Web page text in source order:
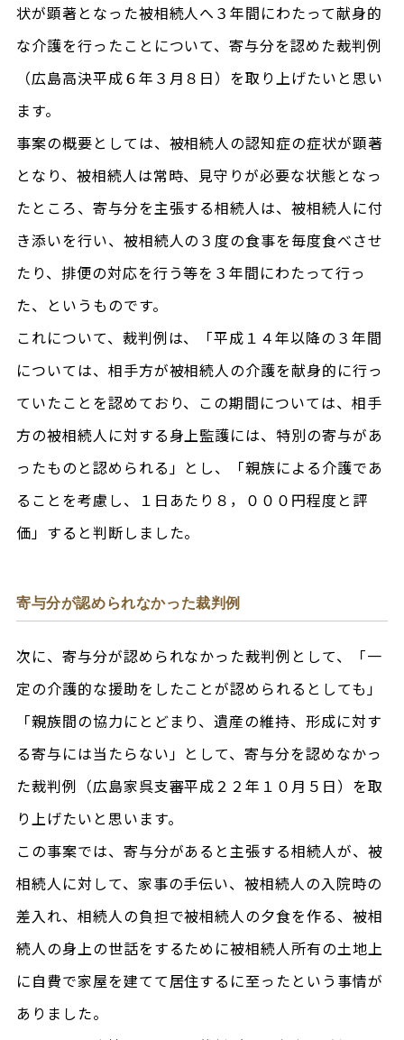
状が顕著となった被相続人へ３年間にわたって献身的
な介護を行ったことについて、寄与分を認めた裁判例
（広島高決平成６年３月８日）を取り上げたいと思い
ます。
事案の概要としては、被相続人の認知症の症状が顕著
となり、被相続人は常時、見守りが必要な状態となっ
たところ、寄与分を主張する相続人は、被相続人に付
き添いを行い、被相続人の３度の食事を毎度食べさせ
たり、排便の対応を行う等を３年間にわたって行っ
た、というものです。
これについて、裁判例は、「平成１４年以降の３年間
については、相手方が被相続人の介護を献身的に行っ
ていたことを認めており、この期間については、相手
方の被相続人に対する身上監護には、特別の寄与があ
ったものと認められる」とし、「親族による介護であ
ることを考慮し、１日あたり８，０００円程度と評
価」すると判断しました。
寄与分が認められなかった裁判例
次に、寄与分が認められなかった裁判例として、「一
定の介護的な援助をしたことが認められるとしても」
「親族間の協力にとどまり、遺産の維持、形成に対す
る寄与には当たらない」として、寄与分を認めなかっ
た裁判例（広島家呉支審平成２２年１０月５日）を取
り上げたいと思います。
この事案では、寄与分があると主張する相続人が、被
相続人に対して、家事の手伝い、被相続人の入院時の
差入れ、相続人の負担で被相続人の夕食を作る、被相
続人の身上の世話をするために被相続人所有の土地上
に自費で家屋を建てて居住するに至ったという事情が
ありました。